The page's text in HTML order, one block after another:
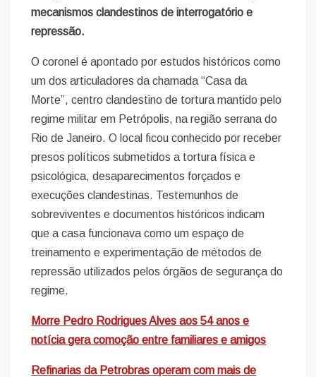
mecanismos clandestinos de interrogatório e
repressão.
O coronel é apontado por estudos históricos como
um dos articuladores da chamada “Casa da
Morte”, centro clandestino de tortura mantido pelo
regime militar em Petrópolis, na região serrana do
Rio de Janeiro. O local ficou conhecido por receber
presos políticos submetidos a tortura física e
psicológica, desaparecimentos forçados e
execuções clandestinas. Testemunhos de
sobreviventes e documentos históricos indicam
que a casa funcionava como um espaço de
treinamento e experimentação de métodos de
repressão utilizados pelos órgãos de segurança do
regime.
Morre Pedro Rodrigues Alves aos 54 anos e
notícia gera comoção entre familiares e amigos
Refinarias da Petrobras operam com mais de